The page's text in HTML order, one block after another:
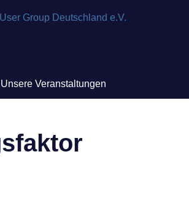
Unsere Veranstaltungen